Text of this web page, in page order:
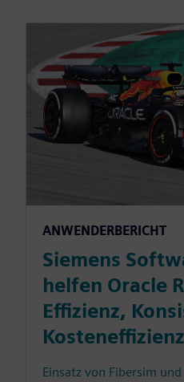
ANWENDERBERICHT
Siemens
helfen Oracle
Effizienz,
Einsatz von Fibersim